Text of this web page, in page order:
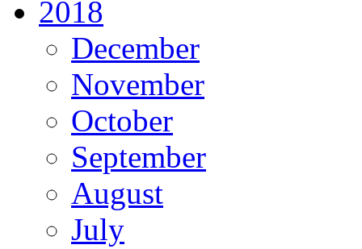
2018
December
November
October
September
August
July